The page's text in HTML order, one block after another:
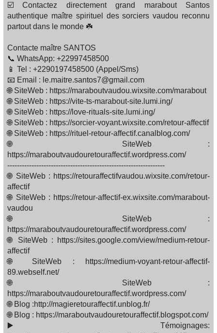
☑️ Contactez directement grand marabout Santos
authentique maître spirituel des sorciers vaudou reconnu
partout dans le monde ☘️
Contacte maître SANTOS
📞 WhatsApp: +22997458500
📱 Tel : +2290197458500 (Appel/Sms)
📧 Email : le.maitre.santos7@gmail.com
🌐 SiteWeb : https://maraboutvaudou.wixsite.com/marabout
🌐 SiteWeb : https://vite-ts-marabout-site.lumi.ing/
🌐 SiteWeb : https://love-rituals-site.lumi.ing/
🌐 SiteWeb : https://sorcier-voyant.wixsite.com/retour-affectif
🌐 SiteWeb : https://rituel-retour-affectif.canalblog.com/
🌐 SiteWeb :
https://maraboutvaudouretouraffectif.wordpress.com/
-----------------------------------------------------------------
🌐 SiteWeb : https://retouraffectifvaudou.wixsite.com/retour-
affectif
🌐 SiteWeb : https://retour-affectif-ex.wixsite.com/marabout-
vaudou
🌐 SiteWeb :
https://maraboutvaudouretouraffectif.wordpress.com/
🌐 SiteWeb : https://sites.google.com/view/medium-retour-
affectif
🌐 SiteWeb : https://medium-voyant-retour-affectif-
89.webself.net/
🌐 SiteWeb :
https://maraboutvaudouretouraffectif.wordpress.com/
🌐 Blog :http://magieretouraffectif.unblog.fr/
🌐 Blog : https://maraboutvaudouretouraffectif.blogspot.com/
▶️ Témoignages: